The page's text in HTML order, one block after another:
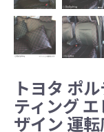
トヨタ ポ
ティング
ザイン 運